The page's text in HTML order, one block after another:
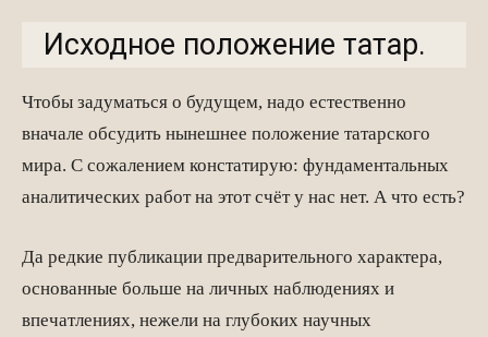
Исходное положение татар.
Чтобы задуматься о будущем, надо естественно
вначале обсудить нынешнее положение татарского
мира. С сожалением констатирую: фундаментальных
аналитических работ на этот счёт у нас нет. А что есть?
Да редкие публикации предварительного характера,
основанные больше на личных наблюдениях и
впечатлениях, нежели на глубоких научных